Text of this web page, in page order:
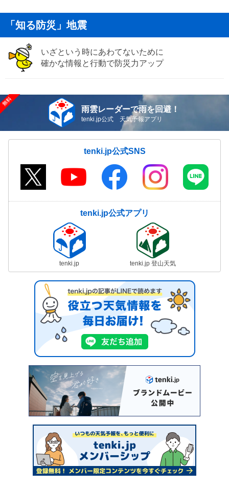
「知る防災」地震
いざという時にあわてないために
確かな情報と行動で防災力アップ
雨雲レーダーで雨を回避！
tenki.jp公式 天気予報アプリ
tenki.jp公式SNS
tenki.jp公式アプリ
tenki.jp tenki.jp 登山天気